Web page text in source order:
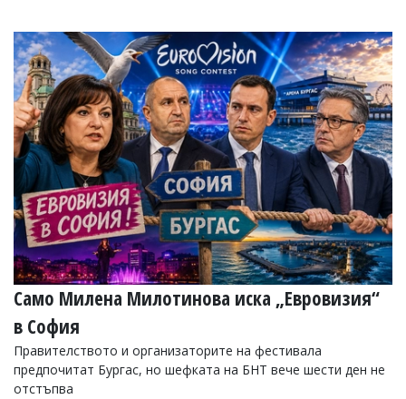
Само Милена Милотинова иска „Евровизия“
в София
Правителството и организаторите на фестивала
предпочитат Бургас, но шефката на БНТ вече шести ден не
отстъпва